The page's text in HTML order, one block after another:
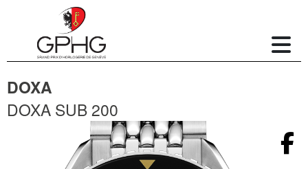
DOXA
DOXA SUB 200